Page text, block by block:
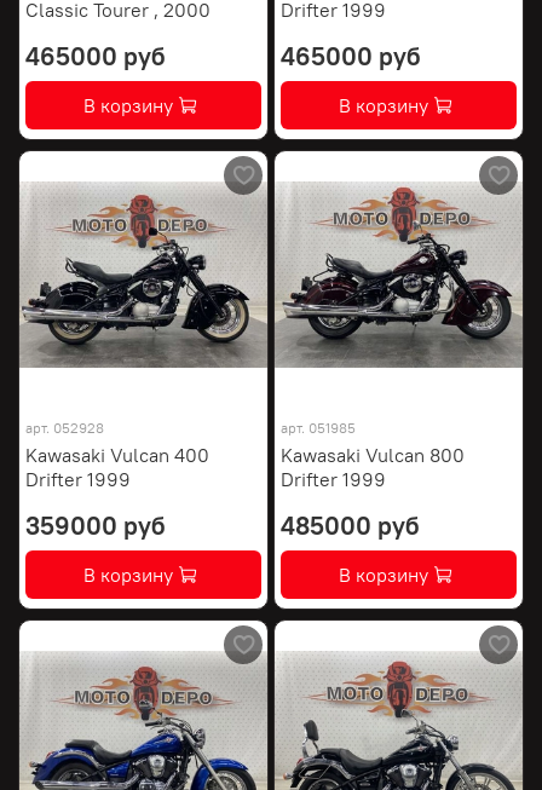
Classic Tourer , 2000
465000 руб
В корзину
Drifter 1999
465000 руб
В корзину
арт. 052928
Kawasaki Vulcan 400
Drifter 1999
359000 руб
В корзину
арт. 051985
Kawasaki Vulcan 800
Drifter 1999
485000 руб
В корзину